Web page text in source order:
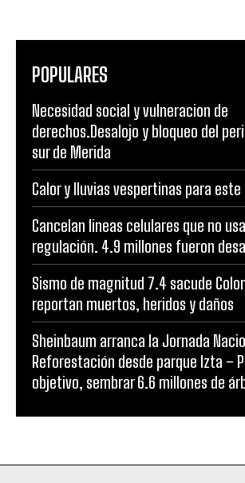
POPULARES
Necesidad social y vulneracion de
derechos.Desalojo y bloqueo del
sur de Merida
Calor y lluvias vespertinas para este
Cancelan lineas celulares que no
regulación. 4.9 millones fueron
Sismo de magnitud 7.4 sacude
reportan muertos, heridos y daños
Sheinbaum arranca la Jornada
Reforestación desde parque Izta –
objetivo, sembrar 6.6 millones de